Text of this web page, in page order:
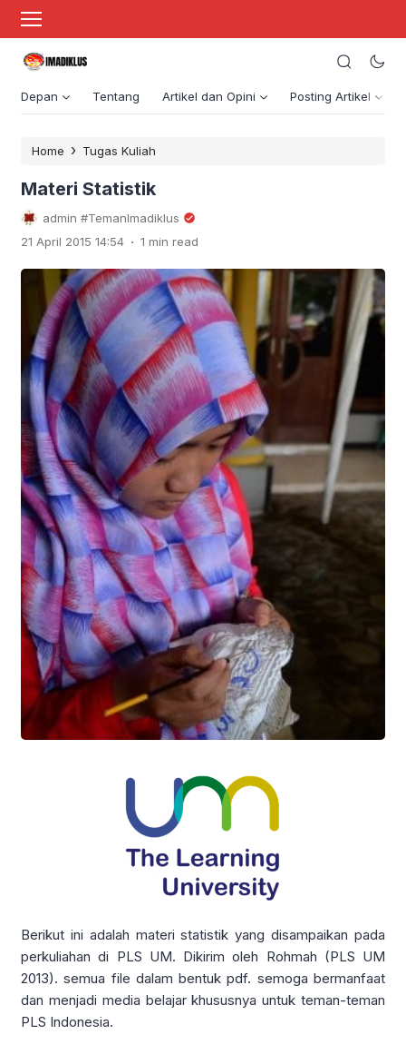
Depan Tentang Artikel dan Opini Posting Artikel
Home › Tugas Kuliah
Materi Statistik
admin #TemanImadiklus
21 April 2015 14:54 . 1 min read
Berikut ini adalah materi statistik yang disampaikan pada
perkuliahan di PLS UM. Dikirim oleh Rohmah (PLS UM
2013). semua file dalam bentuk pdf. semoga bermanfaat
dan menjadi media belajar khususnya untuk teman-teman
PLS Indonesia.